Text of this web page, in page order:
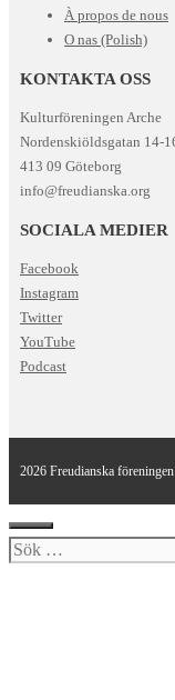
À propos de nous
O nas (Polish)
KONTAKTA OSS
Kulturföreningen Arche
Nordenskiöldsgatan 14-
413 09 Göteborg
info@freudianska.org
SOCIALA MEDIER
Facebook
Instagram
Twitter
YouTube
Podcast
2026 Freudianska föreningen
Stäng
Sök